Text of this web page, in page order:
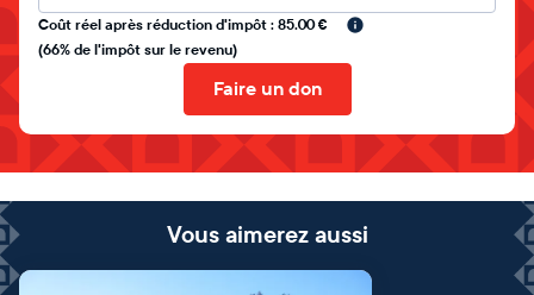
Coût réel après réduction d'impôt : 85.00 €
(66% de l'impôt sur le revenu)
Faire un don
Vous aimerez aussi